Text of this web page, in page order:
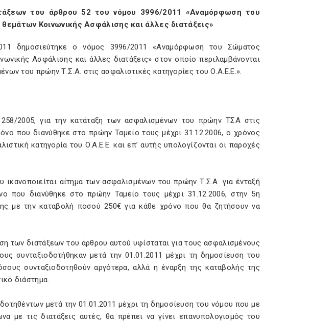
του άρθρου 52 του νόμου 3996/2011 «Αναμόρφωση του
Κοινωνικής Ασφάλισης και άλλες διατάξεις»
δημοσιεύτηκε ο νόμος 3996/2011 «Αναμόρφωση του Σώματος
Ασφάλισης και άλλες διατάξεις» στον οποίο περιλαμβάνονται
του πρώην Τ.Σ.Α. στις ασφαλιστικές κατηγορίες του Ο.Α.Ε.Ε.».
2005, για την κατάταξη των ασφαλισμένων του πρώην ΤΣΑ στις
που διανύθηκε στο πρώην Ταμείο τους μέχρι 31.12.2006, ο χρόνος
κατηγορία του Ο.Α.Ε.Ε. και επ’ αυτής υπολογίζονται οι παροχές
αίτημα των ασφαλισμένων του πρώην Τ.Σ.Α. για ένταξή
που διανύθηκε στο πρώην Ταμείο τους μέχρι 31.12.2006, στην 5η
με την καταβολή ποσού 250€ για κάθε χρόνο που θα ζητήσουν να
των διατάξεων του άρθρου αυτού υφίσταται για τους ασφαλισμένους
συνταξιοδοτήθηκαν μετά την 01.01.2011 μέχρι τη δημοσίευση του
συνταξιοδοτηθούν αργότερα, αλλά η έναρξη της καταβολής της
διάστημα.
μετά την 01.01.2011 μέχρι τη δημοσίευση του νόμου που με
με τις διατάξεις αυτές, θα πρέπει να γίνει επανυπολογισμός του